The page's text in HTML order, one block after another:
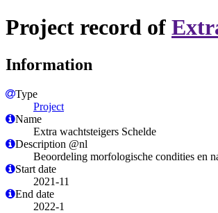
Project record of
Information
Type
Project
Name
Extra wachtsteigers Schelde
Description @nl
Beoordeling morfologische condities en
Start date
2021-11
End date
2022-1